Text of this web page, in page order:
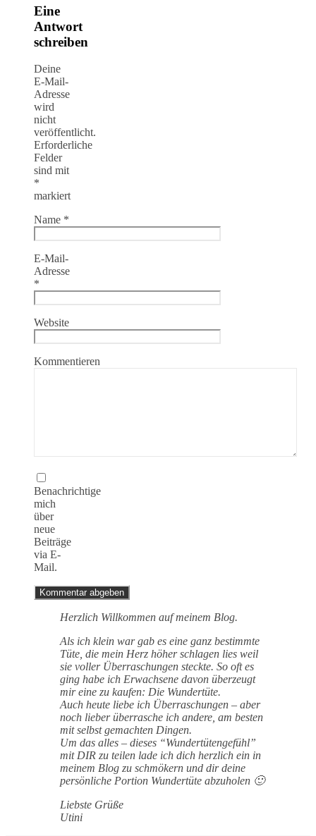
Eine
Antwort
schreiben
Deine
E-Mail-
Adresse
wird
nicht
veröffentlicht.
Erforderliche
Felder
sind mit
*
markiert
Name *
E-Mail-
Adresse
*
Website
Kommentieren
Benachrichtige
mich
über
neue
Beiträge
via E-
Mail.
Herzlich Willkommen auf meinem Blog.
Als ich klein war gab es eine ganz bestimmte
Tüte, die mein Herz höher schlagen lies weil
sie voller Überraschungen steckte. So oft es
ging habe ich Erwachsene davon überzeugt
mir eine zu kaufen: Die Wundertüte.
Auch heute liebe ich Überraschungen – aber
noch lieber überrasche ich andere, am besten
mit selbst gemachten Dingen.
Um das alles – dieses “Wundertütengefühl”
mit DIR zu teilen lade ich dich herzlich ein in
meinem Blog zu schmökern und dir deine
persönliche Portion Wundertüte abzuholen 🙂
Liebste Grüße
Utini